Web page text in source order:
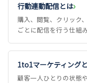
行動連動配信とは
購入、閲覧、クリック
ごとに配信を行う仕組み
1to1マーケティング
顧客一人ひとりの状態